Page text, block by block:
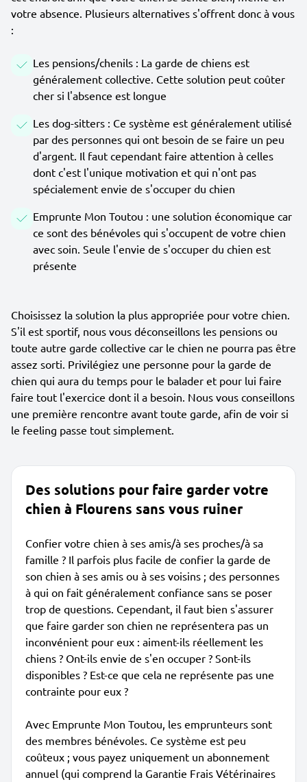
votre absence. Plusieurs alternatives s'offrent donc à vous
:
Les pensions/chenils : La garde de chiens est
généralement collective. Cette solution peut coûter
cher si l'absence est longue
Les dog-sitters : Ce système est généralement utilisé
par des personnes qui ont besoin de se faire un peu
d'argent. Il faut cependant faire attention à celles
dont c'est l'unique motivation et qui n'ont pas
spécialement envie de s'occuper du chien
Emprunte Mon Toutou : une solution économique car
ce sont des bénévoles qui s'occupent de votre chien
avec soin. Seule l'envie de s'occuper du chien est
présente
Choisissez la solution la plus appropriée pour votre chien.
S'il est sportif, nous vous déconseillons les pensions ou
toute autre garde collective car le chien ne pourra pas être
assez sorti. Privilégiez une personne pour la garde de
chien qui aura du temps pour le balader et pour lui faire
faire tout l'exercice dont il a besoin. Nous vous conseillons
une première rencontre avant toute garde, afin de voir si
le feeling passe tout simplement.
Des solutions pour faire garder votre
chien à Flourens sans vous ruiner
Confier votre chien à ses amis/à ses proches/à sa
famille ? Il parfois plus facile de confier la garde de
son chien à ses amis ou à ses voisins ; des personnes
à qui on fait généralement confiance sans se poser
trop de questions. Cependant, il faut bien s'assurer
que faire garder son chien ne représentera pas un
inconvénient pour eux : aiment-ils réellement les
chiens ? Ont-ils envie de s'en occuper ? Sont-ils
disponibles ? Est-ce que cela ne représente pas une
contrainte pour eux ?
Avec Emprunte Mon Toutou, les emprunteurs sont
des membres bénévoles. Ce système est peu
coûteux ; vous payez uniquement un abonnement
annuel (qui comprend la Garantie Frais Vétérinaires